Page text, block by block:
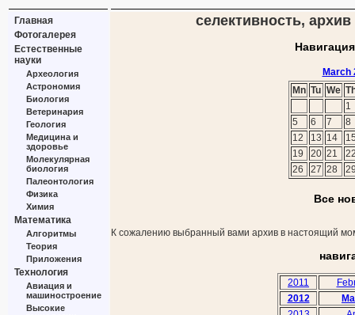
Главная
Фотогалерея
Естественные
науки
Археология
Астрономия
Биология
Ветеринария
Геология
Медицина и
здоровье
Молекулярная
биология
Палеонтология
Физика
Химия
Математика
Алгоритмы
Теория
Приложения
Технология
Авиация и
машиностроение
Высокие
селективность,
March
Mn Tu We
1
5
6 7
8
12
13 14
19
20 21
26
27 28
Все
К сожалению выбранный вами архив в настоящий
2011
2012